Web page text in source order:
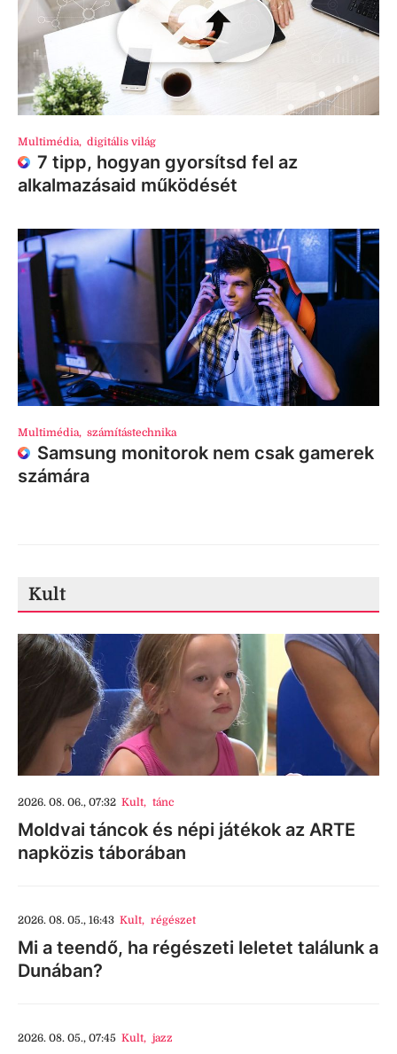
Multimédia, digitális világ
7 tipp, hogyan gyorsítsd fel az
alkalmazásaid működését
Multimédia, számítástechnika
Samsung monitorok nem csak gamerek
számára
Kult
2026. 08. 06., 07:32 Kult, tánc
Moldvai táncok és népi játékok az ARTE
napközis táborában
2026. 08. 05., 16:43 Kult, régészet
Mi a teendő, ha régészeti leletet találunk a
Dunában?
2026. 08. 05., 07:45 Kult, jazz